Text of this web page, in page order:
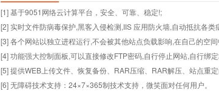
[1] 基于9051网络云计算平台，安全、可靠、稳定!;
[2] 实时文件防病毒保护,黑客入侵检测,IIS 应用防火墙,自动抵抗各类
[3] 各个网站以独立进程运行,不会被其他站点负载影响,在自己的空
[4] 功能强大控制面板,可以直接修改FTP密码,自行停止网站,自行绑
[5] 提供WEB上传文件、恢复备份、RAR压缩、RAR解压、站点重
[6] 无障碍技术支持：24×7×365制技术支持，微笑面对任何用户。